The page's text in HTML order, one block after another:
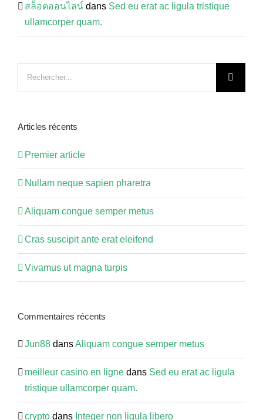
สล็อตออนไลน์ dans Sed eu erat ac ligula tristique
ullamcorper quam.
Articles récents
Premier article
Nullam neque sapien pharetra
Aliquam congue semper metus
Cras suscipit ante erat eleifend
Vivamus ut magna turpis
Commentaires récents
Jun88 dansAliquam congue semper metus
meilleur casino en ligne dans Sed eu erat ac ligula
tristique ullamcorper quam.
crypto dans Integer non ligula libero